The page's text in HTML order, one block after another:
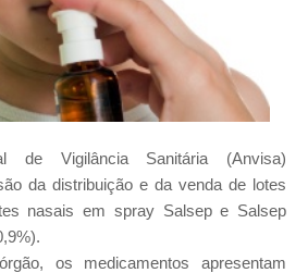
de Vigilância Sanitária (Anvisa)
da distribuição e da venda de lotes
nasais em spray Salsep e Salsep
os medicamentos apresentam